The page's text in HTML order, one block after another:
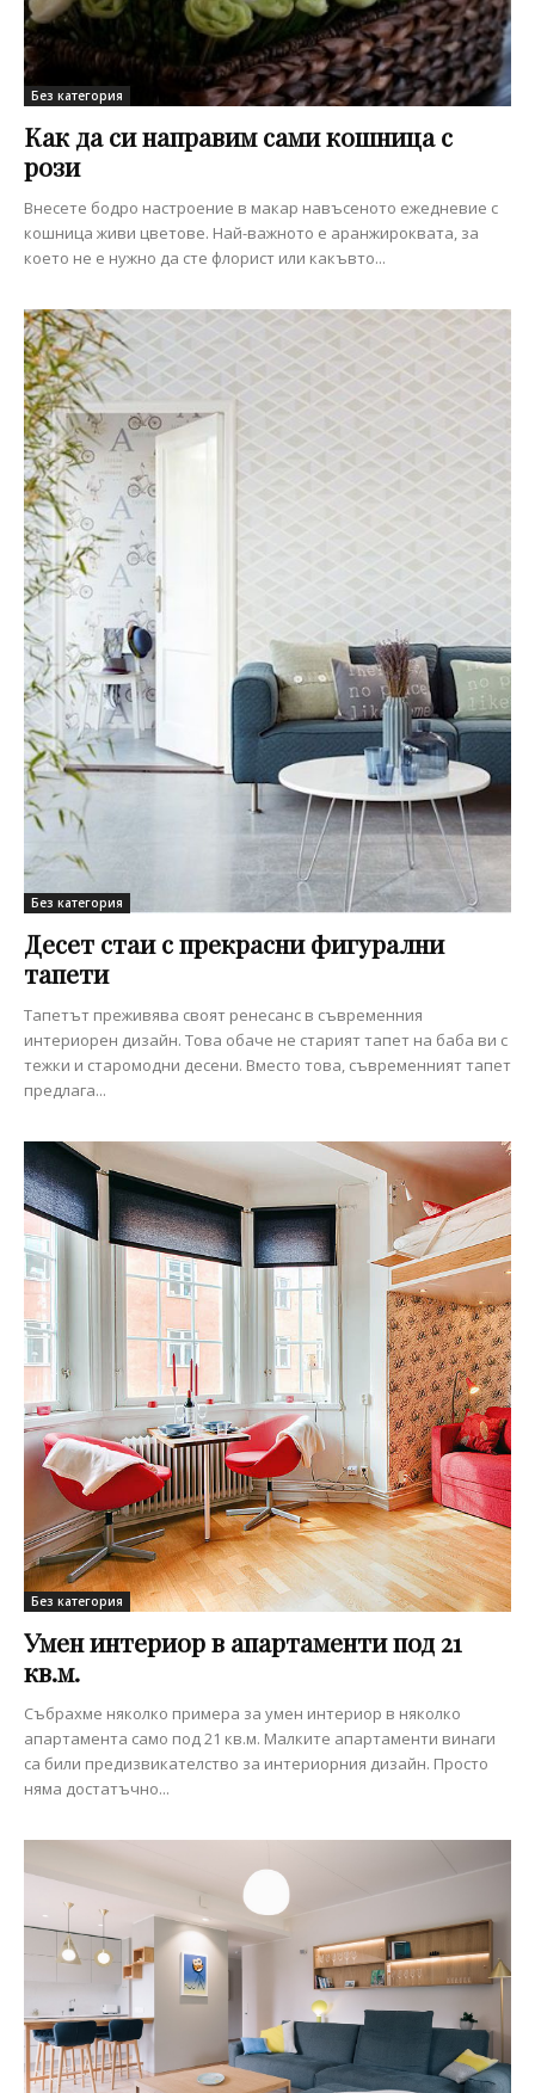
Без категория
Как да си направим сами кошница с
рози
Внесете бодро настроение в макар навъсеното ежедневие с
кошница живи цветове. Най-важното е аранжироквата, за
което не е нужно да сте флорист или какъвто...
Без категория
Десет стаи с прекрасни фигурални
тапети
Тапетът преживява своят ренесанс в съвременния
интериорен дизайн. Това обаче не старият тапет на баба ви с
тежки и старомодни десени. Вместо това, съвременният тапет
предлага...
Без категория
Умен интериор в апартаменти под 21
кв.м.
Събрахме няколко примера за умен интериор в няколко
апартамента само под 21 кв.м. Малките апартаменти винаги
са били предизвикателство за интериорния дизайн. Просто
няма достатъчно...